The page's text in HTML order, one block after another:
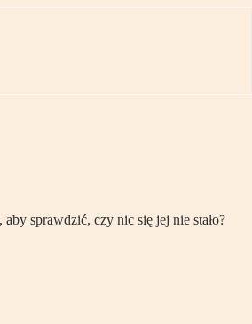
sprawdzić, czy nic się jej nie stało?